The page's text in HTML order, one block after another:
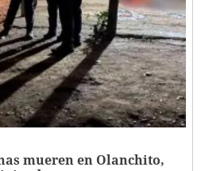
mueren en Olanchito,